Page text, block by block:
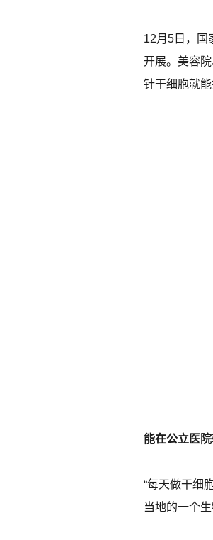
12月5日，国
开展。美容
针干细胞就
能在公立医院
“每天做干细
当地的一个